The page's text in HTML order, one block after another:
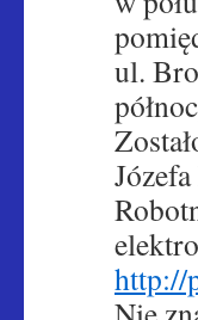
ul.
http://